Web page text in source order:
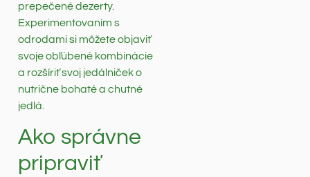
prepečené dezerty.
Experimentovaním s
odrodami si môžete objaviť
svoje obľúbené kombinácie
a rozšíriť svoj jedálniček o
nutrične bohaté a chutné
jedlá.
Ako správne
pripraviť